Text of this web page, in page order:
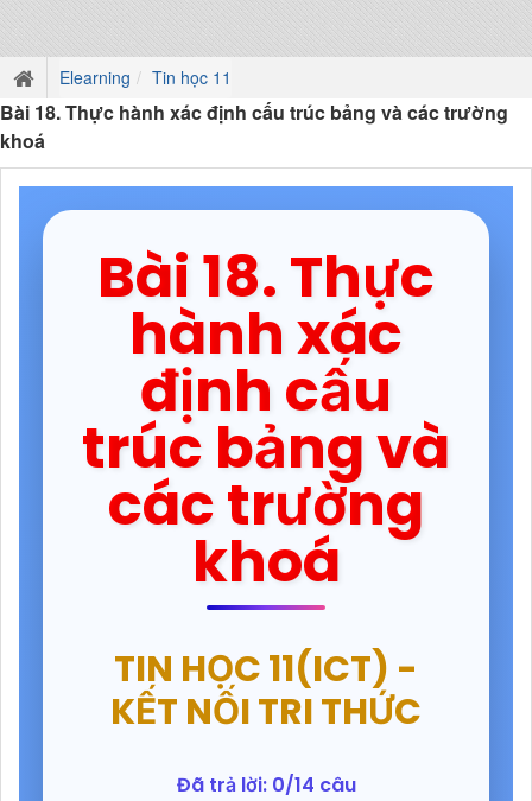
Elearning Tin học 11
Bài 18. Thực hành xác định cấu trúc bảng và các trường
khoá